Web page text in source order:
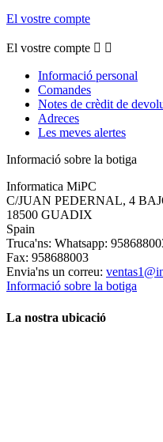
El vostre compte
El vostre compte  
Informació personal
Comandes
Notes de crèdit de
Adreces
Les meves alertes
Informació sobre la botiga
Informatica MiPC
C/JUAN PEDERNAL, 4
18500 GUADIX
Spain
Truca'ns: Whatsapp:
Fax: 958688003
Envia'ns un correu:
Informació sobre la botiga
La nostra ubicació